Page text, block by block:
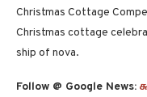
Christmas Cottage
Christmas cottage
ship of nova.
Follow @ Google News: